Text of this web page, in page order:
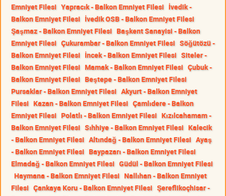
Emniyet Filesi Yapracık - Balkon Emniyet Filesi İvedik -
Balkon Emniyet Filesi İvedik OSB - Balkon Emniyet Filesi
Şaşmaz - Balkon Emniyet Filesi Başkent Sanayisi - Balkon
Emniyet Filesi Çukurambar - Balkon Emniyet Filesi Söğütözü -
Balkon Emniyet Filesi İncek - Balkon Emniyet Filesi Siteler -
Balkon Emniyet Filesi Mamak - Balkon Emniyet Filesi Çubuk -
Balkon Emniyet Filesi Beştepe - Balkon Emniyet Filesi
Pursaklar - Balkon Emniyet Filesi Akyurt - Balkon Emniyet
Filesi Kazan - Balkon Emniyet Filesi Çamlıdere - Balkon
Emniyet Filesi Polatlı - Balkon Emniyet Filesi Kızılcahamam -
Balkon Emniyet Filesi Sıhhiye - Balkon Emniyet Filesi Kalecik
- Balkon Emniyet Filesi Altındağ - Balkon Emniyet Filesi Ayaş
- Balkon Emniyet Filesi Baypazarı - Balkon Emniyet Filesi
Elmadağ - Balkon Emniyet Filesi Güdül - Balkon Emniyet Filesi
Haymana - Balkon Emniyet Filesi Nallıhan - Balkon Emniyet
Filesi Çankaya Koru - Balkon Emniyet Filesi Şereflikoçhisar -